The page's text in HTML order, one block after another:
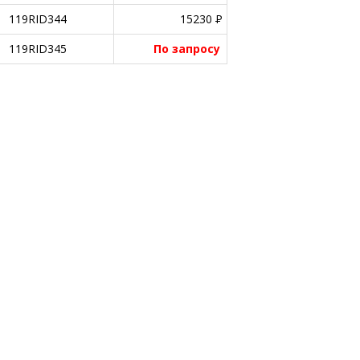
119RID344 15230 P
119RID345 По запросу